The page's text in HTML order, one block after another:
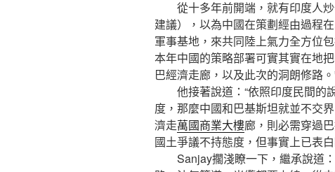
從十多年前開端，就有印度人炒
建議），以為中國在策劃經由過程
軍事基地，來共同陸上氣力全方位
本年中國的策略部署可實其實在地
巴經濟走廊，以及此次的洞朗修路。
他接著說道：“依照印度民間的
度，那麼中國和巴基斯坦就並不交
濟走萬國商業大樓廊，則必需穿過
國土爭議不持態度，但事實上已表
Sanjay擱淺瞭一下，繼承說道：